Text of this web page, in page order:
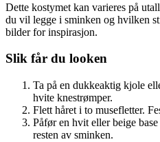
Dette kostymet kan varieres på
du vil legge i sminken og hvilken
bilder for inspirasjon.
Slik får du looken
Ta på en dukkeaktig kjole
hvite knestrømper.
Flett håret i to musefletter.
Påfør en hvit eller beige
resten av sminken.